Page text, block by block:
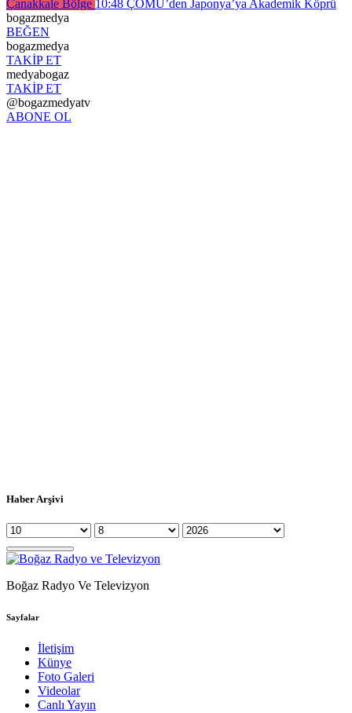
Çanakkale Bölge 10:48 ÇOMÜ’den Japonya’ya Akademik Köprü
bogazmedya
BEĞEN
bogazmedya
TAKİP ET
medyabogaz
TAKİP ET
@bogazmedyatv
ABONE OL
Haber Arşivi
Boğaz Radyo Ve Televizyon
Sayfalar
İletişim
Künye
Foto Galeri
Videolar
Canlı Yayın